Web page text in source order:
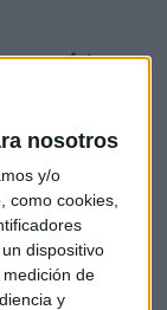
nosotros
y/o
como cookies,
dispositivo
de
y
será de 960
que 720
cierre de
registrado
que esperan que
Equity Tier I
básicos.